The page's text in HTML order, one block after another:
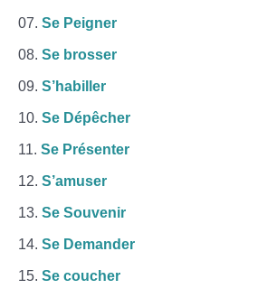
Se Peigner
Se brosser
S’habiller
Se Dépêcher
Se Présenter
S’amuser
Se Souvenir
Se Demander
Se coucher